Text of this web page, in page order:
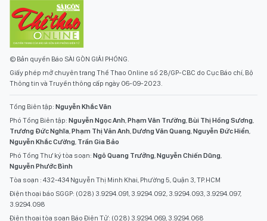
© Bản quyền Báo SÀI GÒN GIẢI PHÓNG.
Giấy phép mở chuyên trang Thể Thao Online số 28/GP-CBC do Cục Báo chí, Bộ
Thông tin và Truyền thông cấp ngày 06-09-2023.
Tổng Biên tập: Nguyễn Khắc Văn
Phó Tổng Biên tập: Nguyễn Ngọc Anh,Phạm Văn Trường,Bùi Thị Hồng Sương,
Trương Đức Nghĩa,Phạm Thị Vân Anh,Dương Văn Quang,Nguyễn Đức Hiển,
Nguyễn Khắc Cường, Trần Gia Bảo
Phó Tổng Thư ký tòa soạn: Ngô Quang Trưởng,Nguyễn Chiến Dũng,
Nguyễn Phước Bình
Tòa soạn : 432-434 Nguyễn Thị Minh Khai, Phường 5, Quận 3, TP.HCM
Điện thoại báo SGGP: (028) 3.9294.091, 3.9294.092, 3.9294.093, 3.9294.097,
3.9294.098
Điện thoại tòa soạn Báo Điện Tử: (028) 3.9294.069, 3.9294.068